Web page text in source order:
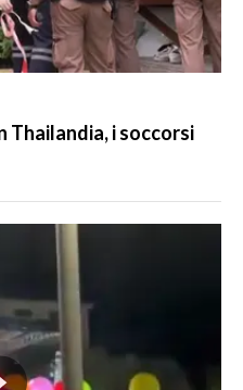
Thailandia, i soccorsi